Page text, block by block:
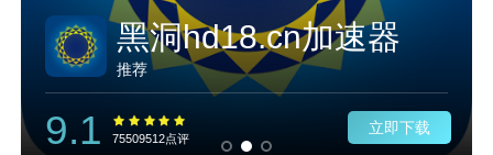
黑洞hd18.cn加速器
推荐
9.1 75509512点评
立即下载